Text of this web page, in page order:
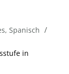
, Spanisch /
in